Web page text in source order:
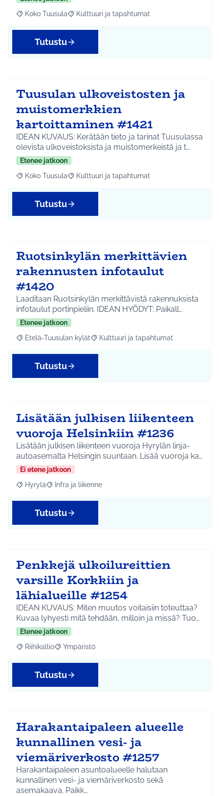
Rajaa tulokset aihepiirin mukaan: Koko Tuusula
Koko Tuusula Rajaa tulokset teeman mukaan: Kulttuuri ja
Kulttuuri ja tapahtumat
Tutustu
Tuusulan ulkoveistosten ja
muistomerkkien
kartoittaminen #1421
IDEAN KUVAUS: Kerätään tieto ja tarinat Tuusulassa
olevista ulkoveistoksista ja muistomerkeistä ja t…
Etenee jatkoon
Rajaa tulokset aihepiirin mukaan: Koko Tuusula
Koko Tuusula Rajaa tulokset teeman mukaan: Kulttuuri ja
Kulttuuri ja tapahtumat
Tutustu
Ruotsinkylän merkittävien
rakennusten infotaulut
#1420
Laaditaan Ruotsinkylän merkittävistä rakennuksista
infotaulut portinpieliin. IDEAN HYÖDYT: Paikall…
Etenee jatkoon
Rajaa tulokset aihepiirin mukaan: Etelä-Tuusulan kylät
Etelä-Tuusulan kylät Rajaa tulokset teeman mukaan:
Kulttuuri ja tapahtumat
Tutustu
Lisätään julkisen liikenteen
vuoroja Helsinkiin #1236
Lisätään julkisen liikenteen vuoroja Hyrylän linja-
autoasemalta Helsingin suuntaan. Lisää vuoroja ka…
Ei etene jatkoon
Rajaa tulokset aihepiirin mukaan: Hyrylä
Hyrylä Rajaa tulokset teeman mukaan: Infra ja liikenne
Infra ja liikenne
Tutustu
Penkkejä ulkoilureittien
varsille Korkkiin ja
lähialueille #1254
IDEAN KUVAUS: Miten muutos voitaisiin toteuttaa?
Kuvaa lyhyesti mitä tehdään, milloin ja missä? Tuo…
Etenee jatkoon
Rajaa tulokset aihepiirin mukaan: Riihikallio
Riihikallio Rajaa tulokset teeman mukaan: Ympäristö
Ympäristö
Tutustu
Harakantaipaleen alueelle
kunnallinen vesi- ja
viemäriverkosto #1257
Harakantaipaleen asuntoalueelle halutaan
kunnallinen vesi- ja viemäriverkosto sekä
asemakaava. Paikk…